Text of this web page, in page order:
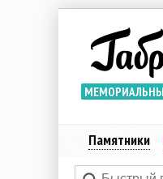
Памятники